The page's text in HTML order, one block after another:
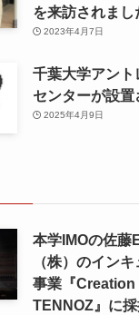
を来訪されまし
2023年4月7日
千葉大学アン
センターが設置
2025年4月9日
本学IMOの佐藤
（株）のイン
事業『Creation
TENNOZ』に採